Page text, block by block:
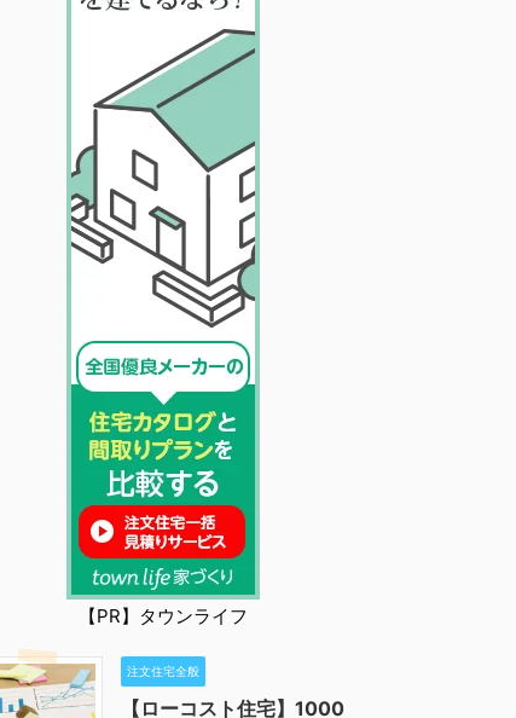
【PR】タウンライフ
注文住宅全般
【ローコスト住宅】1000